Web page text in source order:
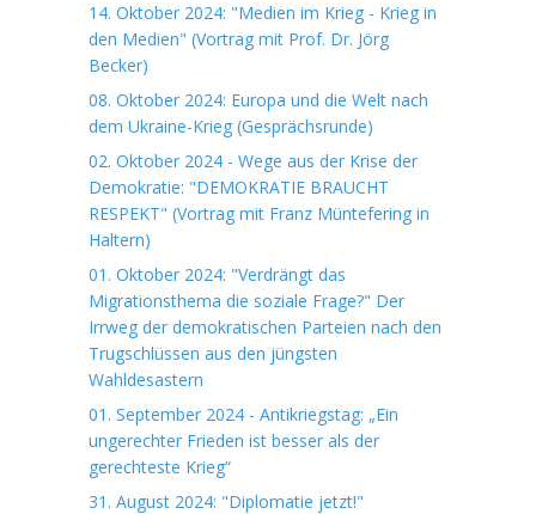
14. Oktober 2024: "Medien im Krieg - Krieg in
den Medien" (Vortrag mit Prof. Dr. Jörg
Becker)
08. Oktober 2024: Europa und die Welt nach
dem Ukraine-Krieg (Gesprächsrunde)
02. Oktober 2024 - Wege aus der Krise der
Demokratie: "DEMOKRATIE BRAUCHT
RESPEKT" (Vortrag mit Franz Müntefering in
Haltern)
01. Oktober 2024: "Verdrängt das
Migrationsthema die soziale Frage?" Der
Irrweg der demokratischen Parteien nach den
Trugschlüssen aus den jüngsten
Wahldesastern
01. September 2024 - Antikriegstag: „Ein
ungerechter Frieden ist besser als der
gerechteste Krieg“
31. August 2024: "Diplomatie jetzt!"